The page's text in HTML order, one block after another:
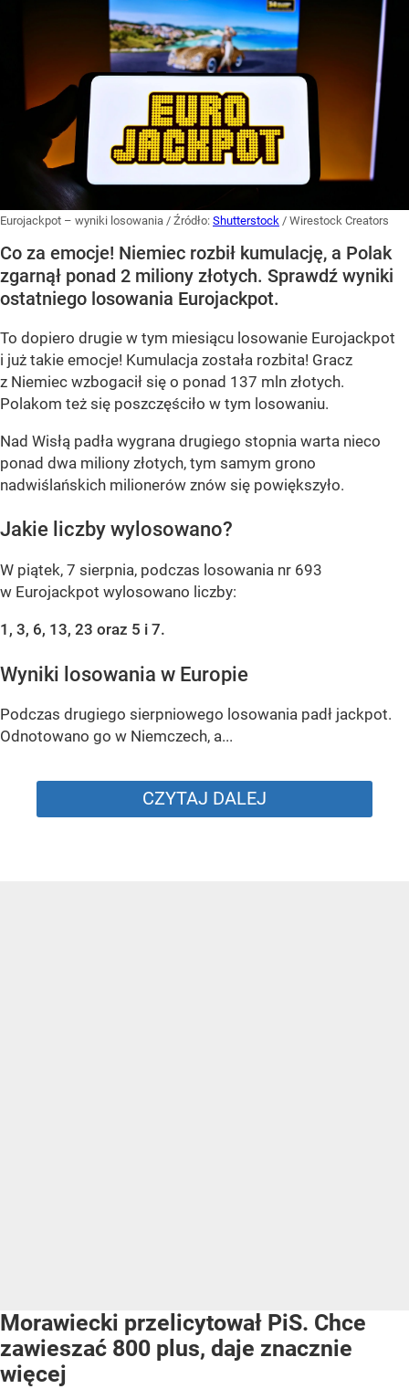
Eurojackpot – wyniki losowania / Źródło: Shutterstock / Wirestock Creators
Co za emocje! Niemiec rozbił kumulację, a Polak
zgarnął ponad 2 miliony złotych. Sprawdź wyniki
ostatniego losowania Eurojackpot.
To dopiero drugie w tym miesiącu losowanie Eurojackpot
i już takie emocje! Kumulacja została rozbita! Gracz
z Niemiec wzbogacił się o ponad 137 mln złotych.
Polakom też się poszczęściło w tym losowaniu.
Nad Wisłą padła wygrana drugiego stopnia warta nieco
ponad dwa miliony złotych, tym samym grono
nadwiślańskich milionerów znów się powiększyło.
Jakie liczby wylosowano?
W piątek, 7 sierpnia, podczas losowania nr 693
w Eurojackpot wylosowano liczby:
1, 3, 6, 13, 23 oraz 5 i 7.
Wyniki losowania w Europie
Podczas drugiego sierpniowego losowania padł jackpot.
Odnotowano go w Niemczech, a...
CZYTAJ DALEJ
Morawiecki przelicytował PiS. Chce
zawieszać 800 plus, daje znacznie
więcej